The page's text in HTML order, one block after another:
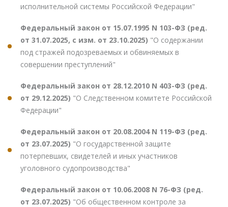
исполнительной системы Российской Федерации"
Федеральный закон от 15.07.1995 N 103-ФЗ (ред.
от 31.07.2025, с изм. от 23.10.2025) "О содержании
под стражей подозреваемых и обвиняемых в
совершении преступлений"
Федеральный закон от 28.12.2010 N 403-ФЗ (ред.
от 29.12.2025) "О Следственном комитете Российской
Федерации"
Федеральный закон от 20.08.2004 N 119-ФЗ (ред.
от 23.07.2025) "О государственной защите
потерпевших, свидетелей и иных участников
уголовного судопроизводства"
Федеральный закон от 10.06.2008 N 76-ФЗ (ред.
от 23.07.2025) "Об общественном контроле за